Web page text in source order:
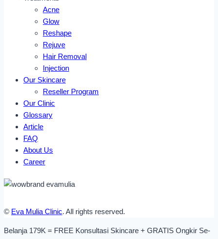
Acne
Glow
Reshape
Rejuve
Hair Removal
Injection
Our Skincare
Reseller Program
Our Clinic
Glossary
Article
FAQ
About Us
Career
© Eva Mulia Clinic. All rights reserved.
Belanja 179K = FREE Konsultasi Skincare + GRATIS Ongkir Se-